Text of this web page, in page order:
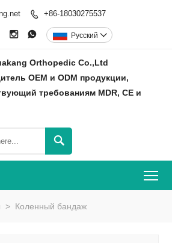
 +86-18030275537
  Pусский 
Orthopedic Co.,Ltd
OEM и ODM продукции,
требованиям MDR, CE и

> Коленный бандаж